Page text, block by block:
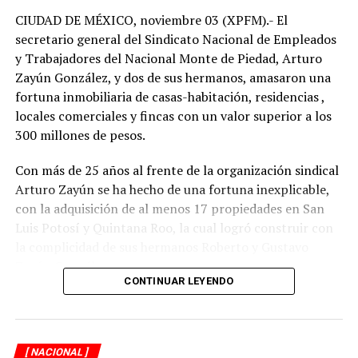
CIUDAD DE MÉXICO, noviembre 03 (XPFM).- El
secretario general del Sindicato Nacional de Empleados
y Trabajadores del Nacional Monte de Piedad, Arturo
Zayún González, y dos de sus hermanos, amasaron una
fortuna inmobiliaria de casas-habitación, residencias ,
locales comerciales y fincas con un valor superior a los
300 millones de pesos.
Con más de 25 años al frente de la organización sindical
Arturo Zayún se ha hecho de una fortuna inexplicable,
con la adquisición de al menos 17 propiedades en San
Luis Potosí y Quintana Roo, la cual logró construir con
Zayún González.
descubrió que el líder gremial adquirió su red
inmobiliaria, en la mayoría de los casos, con pagos
CONTINUAR LEYENDO
[ NACIONAL ]